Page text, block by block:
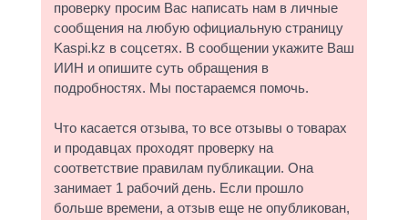
проверку просим Вас написать нам в личные
сообщения на любую официальную страницу
Kaspi.kz в соцсетях. В сообщении укажите Ваш
ИИН и опишите суть обращения в
подробностях. Мы постараемся помочь.
Что касается отзыва, то все отзывы о товарах
и продавцах проходят проверку на
соответствие правилам публикации. Она
занимает 1 рабочий день. Если прошло
больше времени, а отзыв еще не опубликован,